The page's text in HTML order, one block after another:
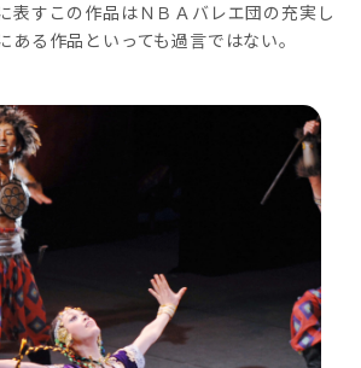
表すこの作品はＮＢＡバレエ団の充実し
ある作品といっても過言ではない。